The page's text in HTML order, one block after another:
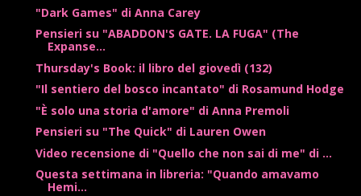
"Dark Games" di Anna Carey
Pensieri su "ABADDON'S GATE. LA FUGA" (The
Expanse...
Thursday's Book: il libro del giovedì (132)
"Il sentiero del bosco incantato" di Rosamund Hodge
"È solo una storia d'amore" di Anna Premoli
Pensieri su "The Quick" di Lauren Owen
Video recensione di "Quello che non sai di me" di ...
Questa settimana in libreria: "Quando amavamo
Hemi...